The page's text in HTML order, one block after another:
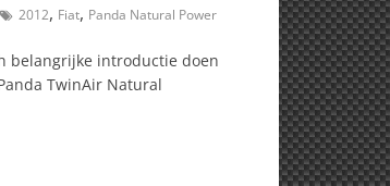
2012, Fiat, Panda Natural Power
belangrijke introductie doen
TwinAir Natural